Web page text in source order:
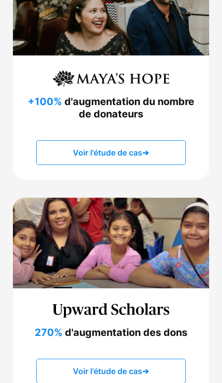
+100% d'augmentation du nombre
de donateurs
Voir l'étude de cas➔
270% d'augmentation des dons
Voir l'étude de cas➔